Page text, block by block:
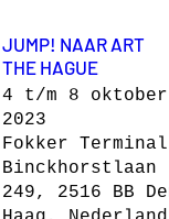
JUMP! NAAR ART
THE HAGUE
4 t/m 8 oktober
2023
Fokker
Binckhorstlaan
249, 2516 BB